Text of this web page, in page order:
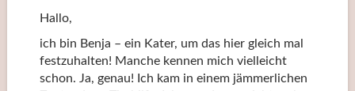
Hallo,
ich bin Benja – ein Kater, um das hier gleich mal
festzuhalten! Manche kennen mich vielleicht
schon. Ja, genau! Ich kam in einem jämmerlichen